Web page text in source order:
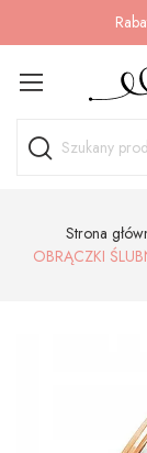
Strona
OBRĄCZKI